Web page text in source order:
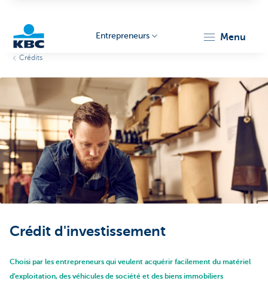
Entrepreneurs
Entrepreneurs menu
Crédits
Crédit d'investissement
Choisi par les entrepreneurs qui veulent acquérir facilement du matériel
d'exploitation, des véhicules de société et des biens immobiliers